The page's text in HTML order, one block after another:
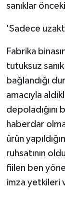
sanıklar
'Sadece
Fabrika
tutuksuz
bağlandığı
amacıyla
haberdar
ürün
ruhsatının
fiilen ben
imza yetkileri